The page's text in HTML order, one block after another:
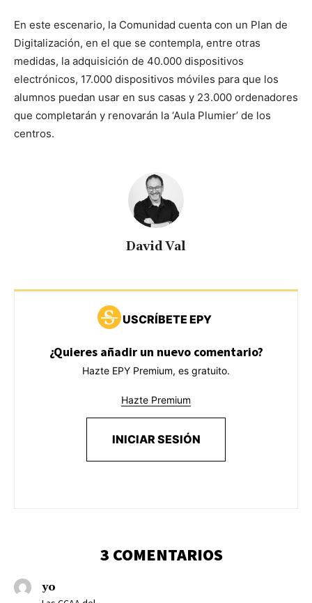
En este escenario, la Comunidad cuenta con un Plan de
Digitalización, en el que se contempla, entre otras
medidas, la adquisición de 40.000 dispositivos
electrónicos, 17.000 dispositivos móviles para que los
alumnos puedan usar en sus casas y 23.000 ordenadores
que completarán y renovarán la ‘Aula Plumier’ de los
centros.
David Val
USCRÍBETE EPY
¿Quieres añadir un nuevo comentario?
Hazte EPY Premium, es gratuito.
Hazte Premium
INICIAR SESIÓN
3 COMENTARIOS
yo